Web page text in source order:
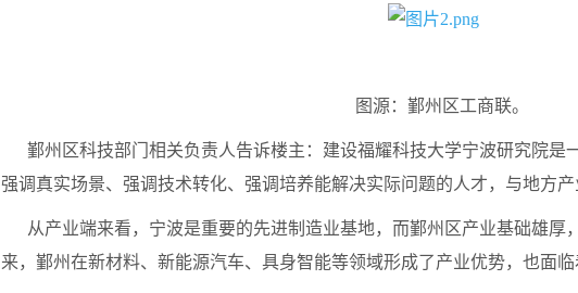
图源：鄞州区工商联。
鄞州区科技部门相关负责人告诉楼主：建设福耀科技大学宁波研究院是
强调真实场景、强调技术转化、强调培养能解决实际问题的人才，与地方产
从产业端来看，宁波是重要的先进制造业基地，而鄞州区产业基础雄厚
来，鄞州在新材料、新能源汽车、具身智能等领域形成了产业优势，也面临